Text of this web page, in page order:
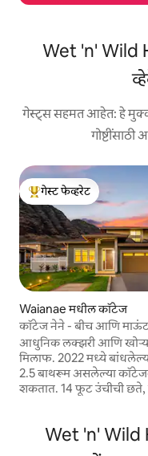
Wet 'n' Wild
गेस्ट्स सहमत आहेत: हे
टॉप गेस्ट फेव्हरेट
गेस्ट फेव्हरेट
Waianae मधील कॉटेज
कॉटेज नेने - बीच आणि
आधुनिक लक्झरी आणि
मिलाफ. 2022 मध्ये
2.5 बाथरूम असलेल्या
शकतात. 14 फूट उंचीची छते,
सर्वोत्तम डोंगरांच्या
ट्रॉपिकल यार्ड दिसेल, जे
Wet 'n' Wild